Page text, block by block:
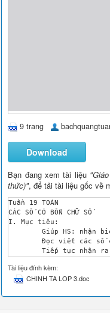
9 trang
Download
Bạn đang xem tài liệu
thức)", để tải tài liệu gốc về
Tuần 19 TOÁN
CÁC SỐ CÓ BỐN CHỮ SỐ
I. Mục tiêu:
	Giúp HS: nhận biết các số có 4 chữ số ( trường hợp chữ số hàng đơn vị, hàng chục, hàng trăm là 0 ).
	Đọc viết các số có 4 chữ số dạng nêu trên và nhận ra chữ số 0 còn dùng để chỉ không có đơn vị nào ở hàng nào đó của số có 4 chữ số.
	Tiếp tục nhận ra thứ tự các số trong 1 nhóm các số có 4 chữ số.
II. Đồ dùng dạy học:
	Bảng phụ kẻ bảng ở bài học thực hành số 1.
III. Các hoạt động dạy
Hoạt động của trò
Ổn định:
Tài liệu đính kèm:
CHINH TA LOP 3.doc